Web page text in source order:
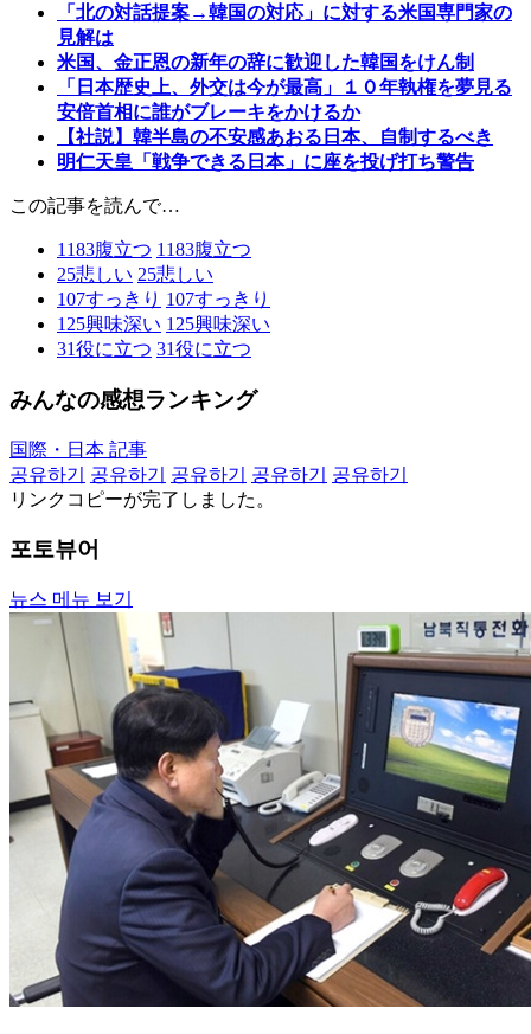
「北の対話提案→韓国の対応」に対する米国専門家の
見解は
米国、金正恩の新年の辞に歓迎した韓国をけん制
「日本歴史上、外交は今が最高」１０年執権を夢見る
安倍首相に誰がブレーキをかけるか
【社説】韓半島の不安感あおる日本、自制するべき
明仁天皇「戦争できる日本」に座を投げ打ち警告
この記事を読んで…
1183腹立つ 1183腹立つ
25悲しい 25悲しい
107すっきり 107すっきり
125興味深い 125興味深い
31役に立つ 31役に立つ
みんなの感想ランキング
国際・日本 記事
공유하기
공유하기 공유하기 공유하기
공유하기
リンクコピーが完了しました。
포토뷰어
뉴스 메뉴 보기